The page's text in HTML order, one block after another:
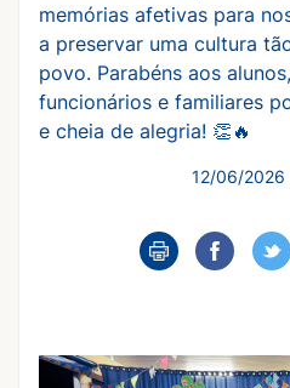
memórias afetivas para
a preservar uma cultura
povo. Parabéns aos
funcionários e familiares
e cheia de alegria! 👏🔥
12/06/2026